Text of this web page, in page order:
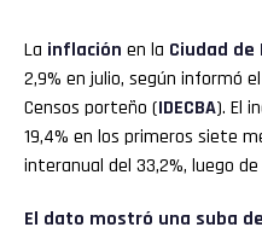
La inflación en la Ciudad de
2,9% en julio, según informó
Censos porteño (IDECBA). El
19,4% en los primeros siete
interanual del 33,2%, luego
El dato mostró una suba